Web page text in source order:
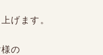
げます。
の